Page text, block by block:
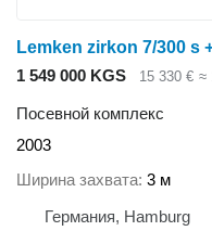
Lemken zirkon 7/300 s
1 549 000 KGS
15 330 € ≈
Посевной комплекс
2003
Ширина захвата 3 м
Германия, Hamburg